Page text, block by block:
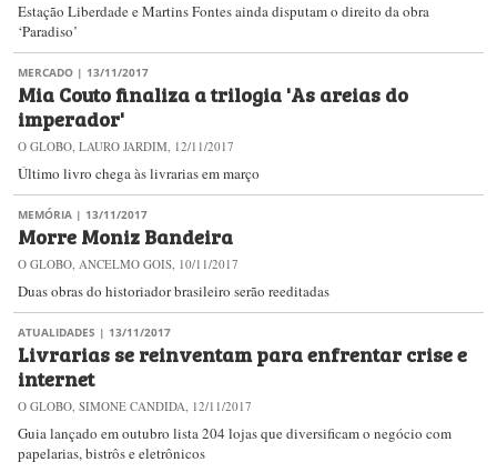
Estação Liberdade e Martins Fontes ainda disputam o direito da obra
‘Paradiso’
MERCADO | 13/11/2017
Mia Couto finaliza a trilogia 'As areias do
imperador'
O GLOBO, LAURO JARDIM, 12/11/2017
Último livro chega às livrarias em março
MEMÓRIA | 13/11/2017
Morre Moniz Bandeira
O GLOBO, ANCELMO GOIS, 10/11/2017
Duas obras do historiador brasileiro serão reeditadas
ATUALIDADES | 13/11/2017
Livrarias se reinventam para enfrentar crise e
internet
O GLOBO, SIMONE CANDIDA, 12/11/2017
Guia lançado em outubro lista 204 lojas que diversificam o negócio com
papelarias, bistrôs e eletrônicos